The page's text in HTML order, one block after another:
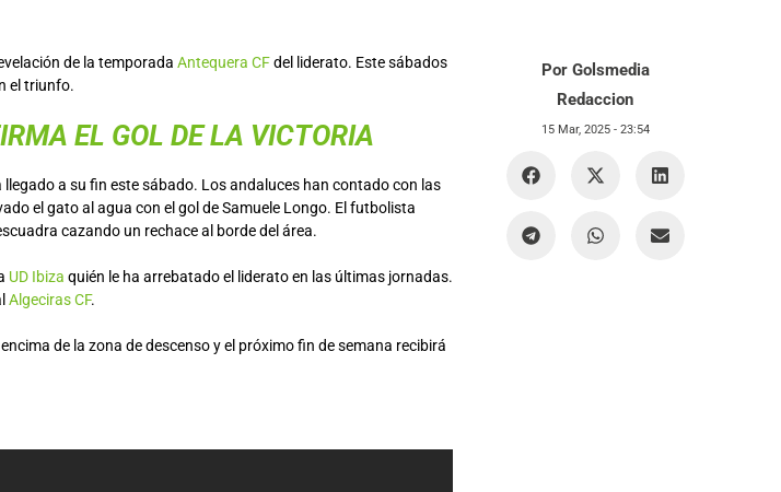
de la temporada Antequera CFdel liderato. Este sábados
el triunfo.
EL GOL DE LA VICTORIA
a su fin este sábado. Los andaluces han contado con las
el gato al agua con el gol de Samuele Longo. El futbolista
cazando un rechace al borde del área.
UD Ibiza quién le ha arrebatado el liderato en las últimas jornadas.
Algeciras CF.
de la zona de descenso y el próximo fin de semana recibirá
Por Golsmedia
Redaccion
15 Mar, 2025 - 23:54